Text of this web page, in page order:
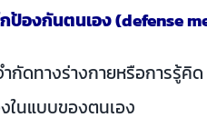
ป้องกันตนเอง (defense
กัดทางร่างกายหรือการรู้คิ
ในแบบของตนเอง